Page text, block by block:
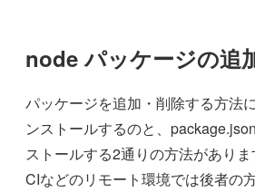
node パッケージの追
パッケージを追加・削除する方法
ンストールするのと、
ストールする2通りの方法がありま
CIなどのリモート環境では後者の